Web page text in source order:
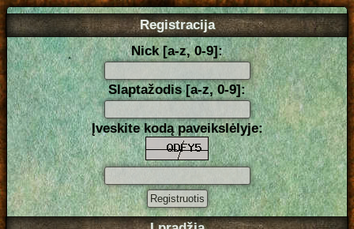
Registracija
Nick [a-z, 0-9]:
Slaptažodis [a-z, 0-9]:
Įveskite kodą paveikslėlyje: